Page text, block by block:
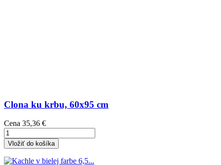
Clona ku krbu, 60x95 cm
Cena 35,36 €
Vložiť do košíka